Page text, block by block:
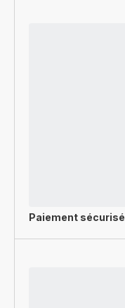
Paiement sécurisé